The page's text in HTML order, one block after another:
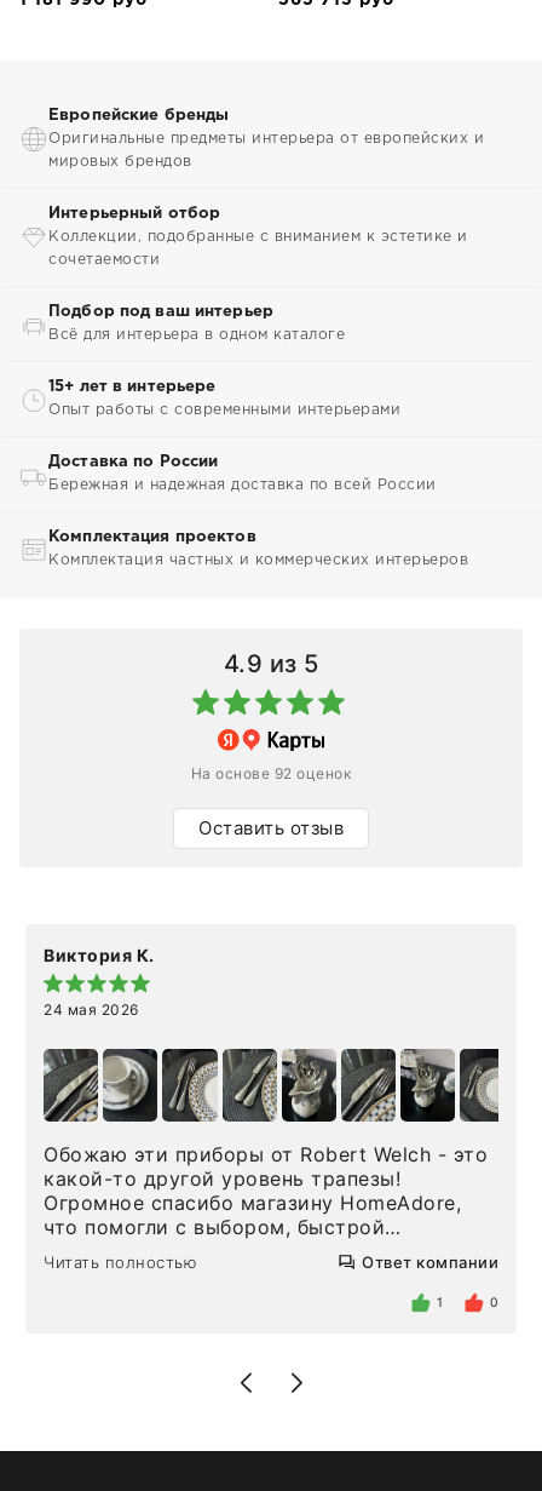
Европейские бренды
Оригинальные предметы интерьера от европейских и
мировых брендов
Интерьерный отбор
Коллекции, подобранные с вниманием к эстетике и
сочетаемости
Подбор под ваш интерьер
Всё для интерьера в одном каталоге
15+ лет в интерьере
Опыт работы с современными интерьерами
Доставка по России
Бережная и надежная доставка по всей России
Комплектация проектов
Комплектация частных и коммерческих интерьеров
4.9 из 5
На основе 92 оценок
Оставить отзыв
Виктория К.
24 мая 2026
Обожаю эти приборы от Robert Welch - это
какой-то другой уровень трапезы!
Огромное спасибо магазину HomeAdore,
что помогли с выбором, быстрой
доставкой и высоким сервисом. Один раз
была здесь лично, забирала чайные ложки,
внутри очень много антикварной посуды,
Позже заказывала остальные приборы -
доставили сдэком на следующий день к
отвечает очень быстро. Взаимодействием
Читать полностью Ответ компании
1 0